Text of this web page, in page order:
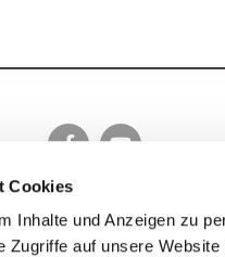
Cookies
Inhalte und Anzeigen zu
Zugriffe auf unsere